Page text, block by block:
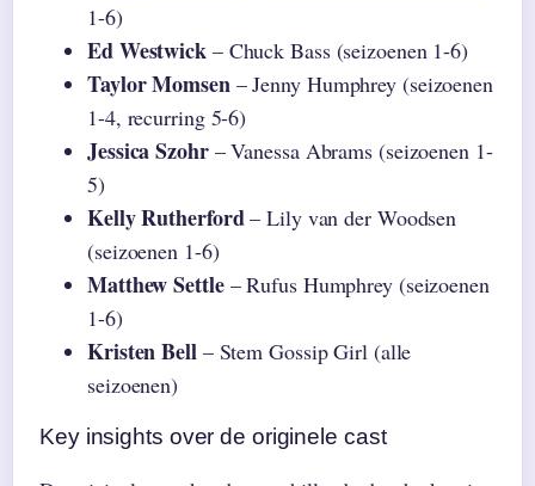
1-6)
Ed Westwick– Chuck Bass (seizoenen 1-6)
Taylor Momsen– Jenny Humphrey (seizoenen
1-4, recurring 5-6)
Jessica Szohr– Vanessa Abrams (seizoenen 1-
5)
Kelly Rutherford– Lily van der Woodsen
(seizoenen 1-6)
Matthew Settle– Rufus Humphrey (seizoenen
1-6)
Kristen Bell– Stem Gossip Girl (alle
seizoenen)
Key insights over de originele cast